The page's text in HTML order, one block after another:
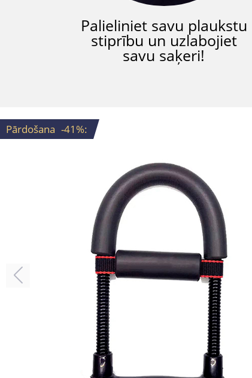
Palieliniet savu plaukstu
stiprību un uzlabojiet
savu saķeri!
Pārdošana -41%: